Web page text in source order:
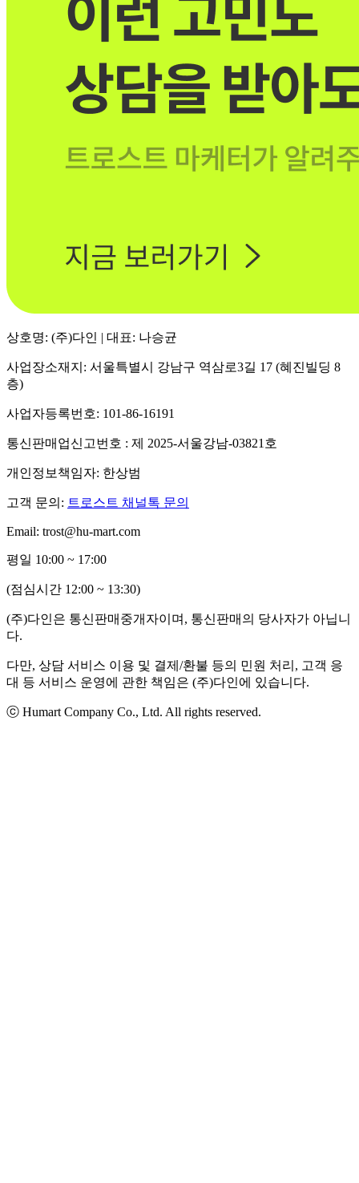
상호명: (주)다인 | 대표: 나승균
사업장소재지: 서울특별시 강남구 역삼로3길 17 (혜진빌딩 8
층)
사업자등록번호: 101-86-16191
통신판매업신고번호 : 제 2025-서울강남-03821호
개인정보책임자: 한상범
고객 문의: 트로스트 채널톡 문의
Email: trost@hu-mart.com
평일 10:00 ~ 17:00
(점심시간 12:00 ~ 13:30)
(주)다인은 통신판매중개자이며, 통신판매의 당사자가 아닙니
다.
다만, 상담 서비스 이용 및 결제/환불 등의 민원 처리, 고객 응
대 등 서비스 운영에 관한 책임은 (주)다인에 있습니다.
ⓒ Humart Company Co., Ltd. All rights reserved.